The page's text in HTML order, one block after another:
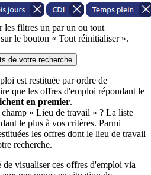
les filtres un par un ou tout
le bouton « Tout réinitialiser ».
de votre recherche
est restituée par ordre de
que les offres d'emploi répondant le
en premier.
« Lieu de travail » ? La liste
le plus à vos critères. Parmi
les offres dont le lieu de travail
recherche.
visualiser ces offres d'emploi via